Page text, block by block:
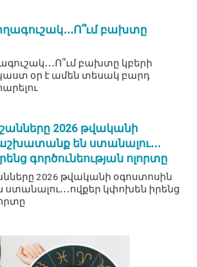
բախտը
բախտը կբերի
օր է ամեն տեսակ բարդ
2026 թվականի
են ստանալու․․․
գործունեության ոլորտը
2026 թվականի օգոստոսին
կփոխեն իրենց